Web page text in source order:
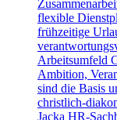
flexible
frühzeitige
Arbeitsumfeld
Ambition,
sind die Basis
christlich-
Jacka HR-